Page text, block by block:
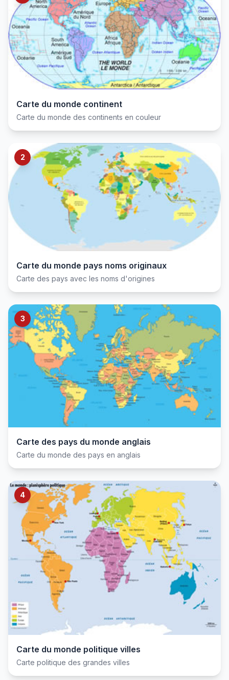
Carte du monde continent
Carte du monde des continents en couleur
2
Carte du monde pays noms originaux
Carte des pays avec les noms d'origines
3
Carte des pays du monde anglais
Carte du monde des pays en anglais
4
Carte du monde politique villes
Carte politique des grandes villes